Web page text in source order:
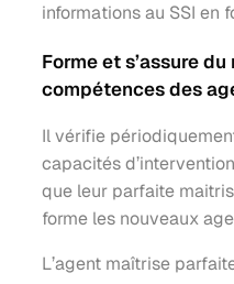
informations au SSI en
Forme et s’assure
compétences des
Il vérifie
capacités
que leur parfaite
forme les nouveaux
L’agent maîtrise